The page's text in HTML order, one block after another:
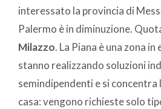
interessato la provincia di
Palermo è in diminuzione.
Milazzo. La Piana è una zona
stanno realizzando soluzioni
semindipendenti e si concentra
casa: vengono richieste solo